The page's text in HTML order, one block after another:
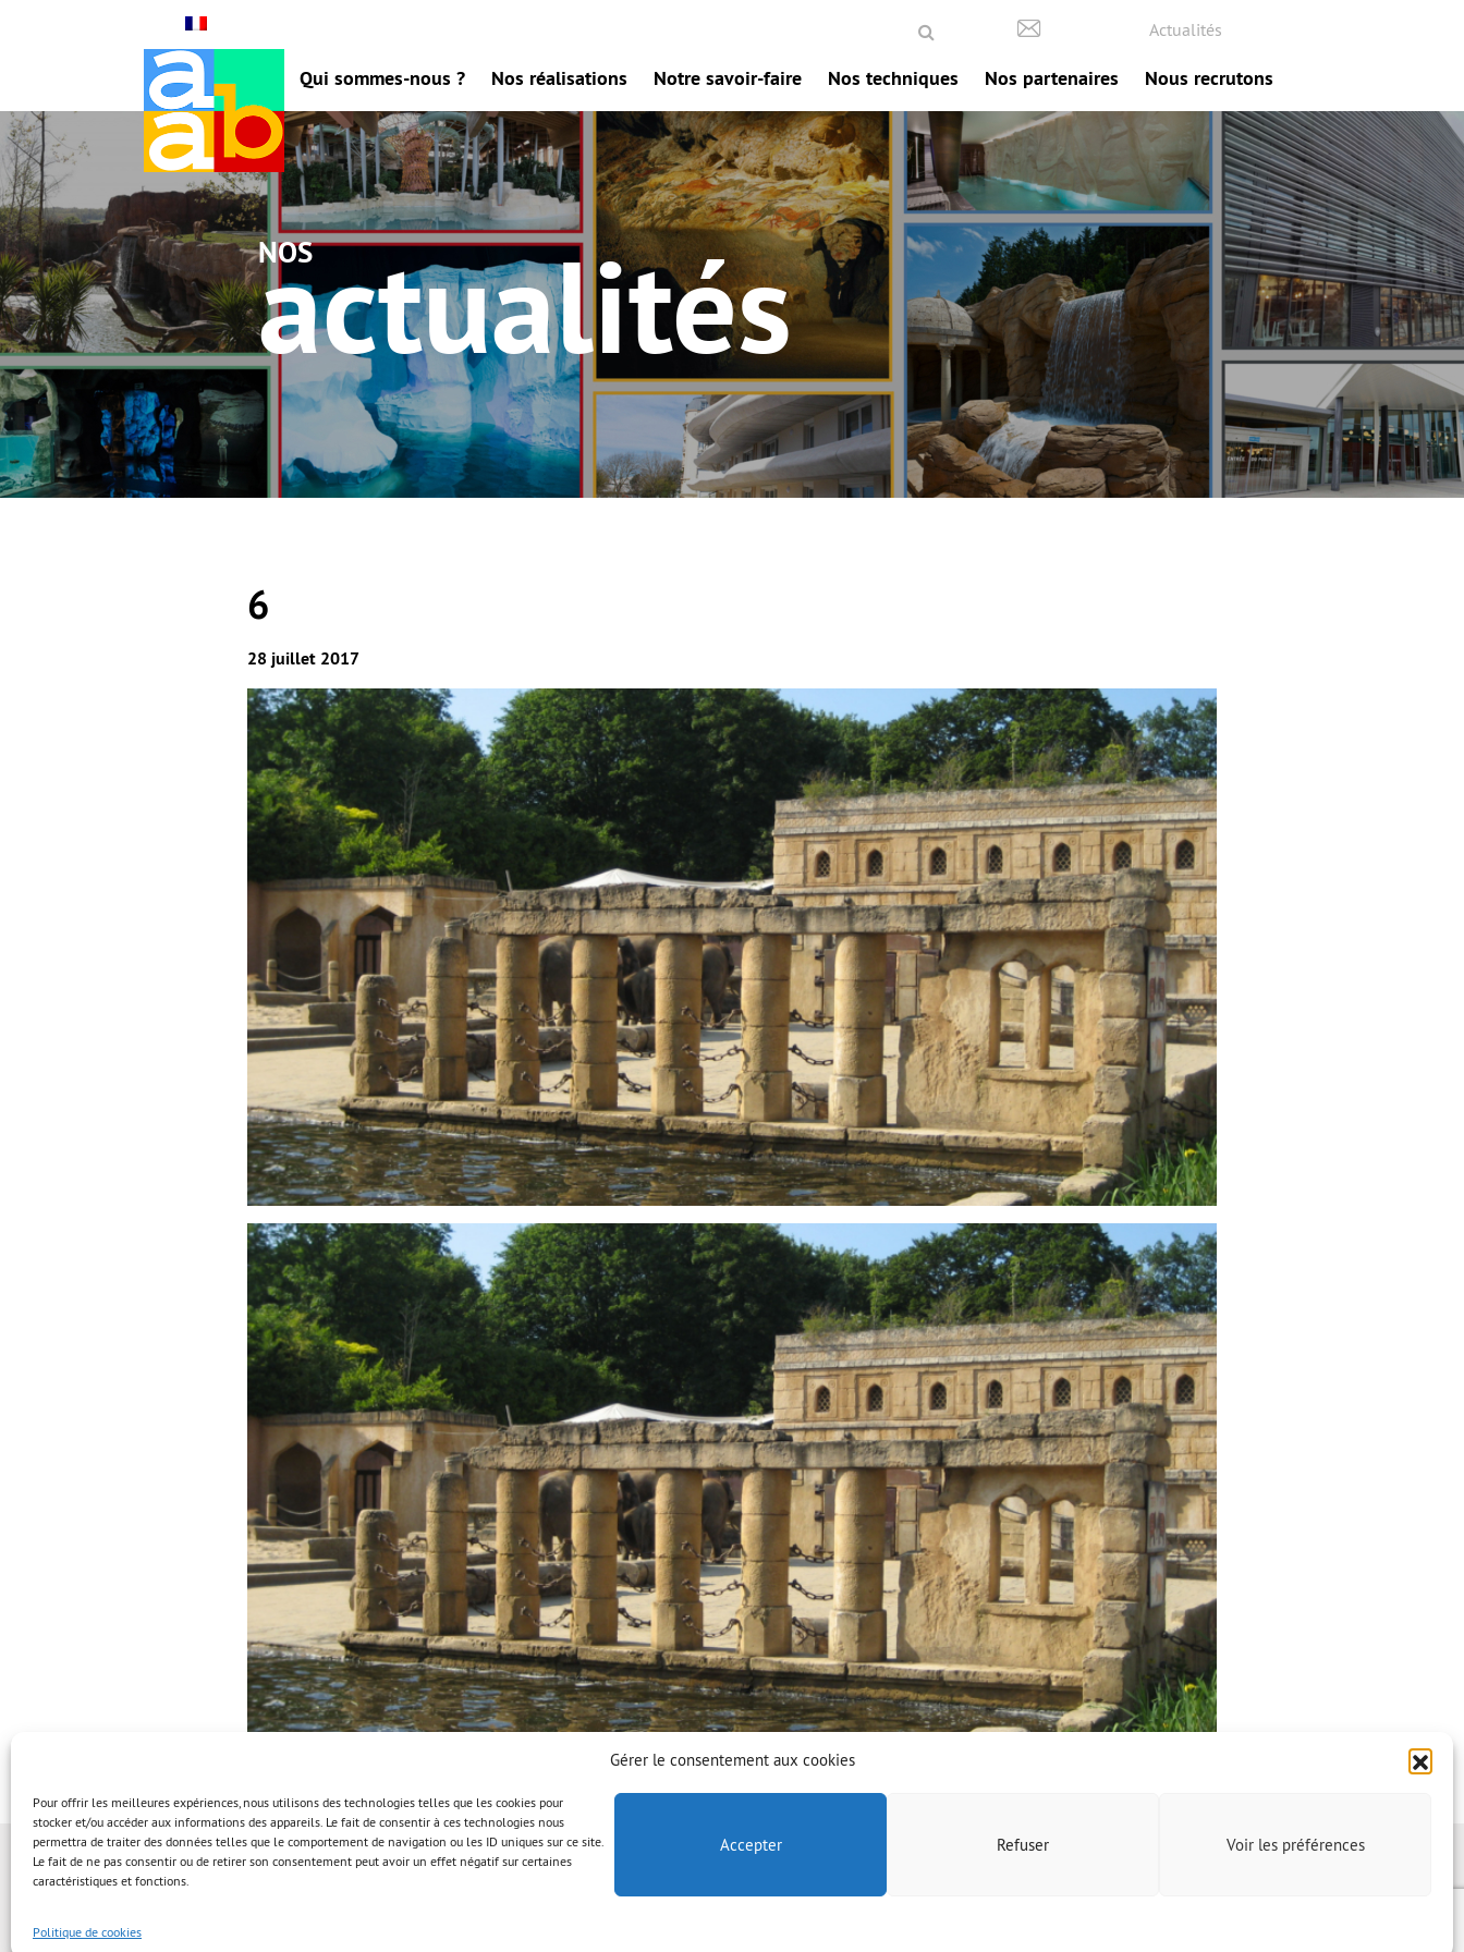
Gérer le consentement aux cookies
Pour offrir les meilleures expériences, nous utilisons des technologies telles que les cookies pour
stocker et/ou accéder aux informations des appareils. Le fait de consentir à ces technologies nous
permettra de traiter des données telles que le comportement de navigation ou les ID uniques sur ce site.
Le fait de ne pas consentir ou de retirer son consentement peut avoir un effet négatif sur certaines
caractéristiques et fonctions.
Accepter Refuser Voir les préférences
Politique de cookies
Actualités
Qui sommes-nous ? Nos réalisations Notre savoir-faire Nos techniques Nos partenaires Nous recrutons
nos
actualités
6
28 juillet 2017